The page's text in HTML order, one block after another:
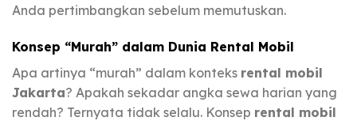
Anda pertimbangkan sebelum memutuskan.
Konsep “Murah” dalam Dunia Rental Mobil
Apa artinya “murah” dalam konteks rental mobil
Jakarta? Apakah sekadar angka sewa harian yang
rendah? Ternyata tidak selalu. Konsep rental mobil